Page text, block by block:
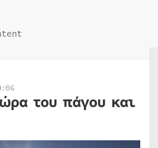
του πάγου και